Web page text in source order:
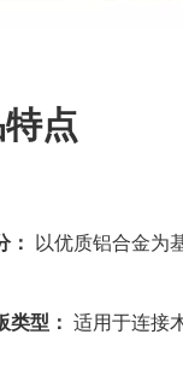
点
： 以优质铝合金为
类型： 适用于连接